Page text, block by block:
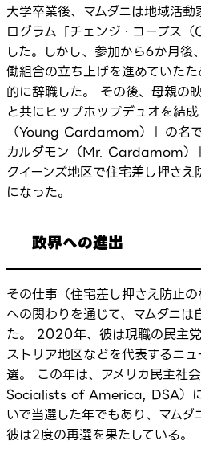
大学卒業後、マムダニは地域活
ログラム「チェンジ・コープス
した。しかし、参加から6か月後
働組合の立ち上げを進めていた
的に辞職した。 その後、母親の
と共にヒップホップデュオを結
（Young Cardamom）」の名
カルダモン（Mr. Cardamom）
クイーンズ地区で住宅差し押さ
になった。
政界への進出
その仕事（住宅差し押さえ防止
への関わりを通じて、マムダニ
た。 2020年、彼は現職の民主
ストリア地区などを代表するニ
選。 この年は、アメリカ民主
Socialists of America, DSA）
いで当選した年でもあり、マム
彼は2度の再選を果たしている。